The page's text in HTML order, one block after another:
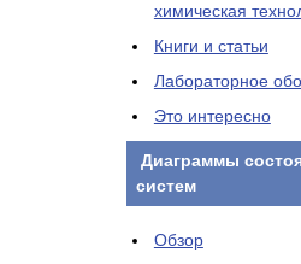
химическая
Книги и статьи
Лабораторное
Это интересно
Диаграммы
систем
Обзор